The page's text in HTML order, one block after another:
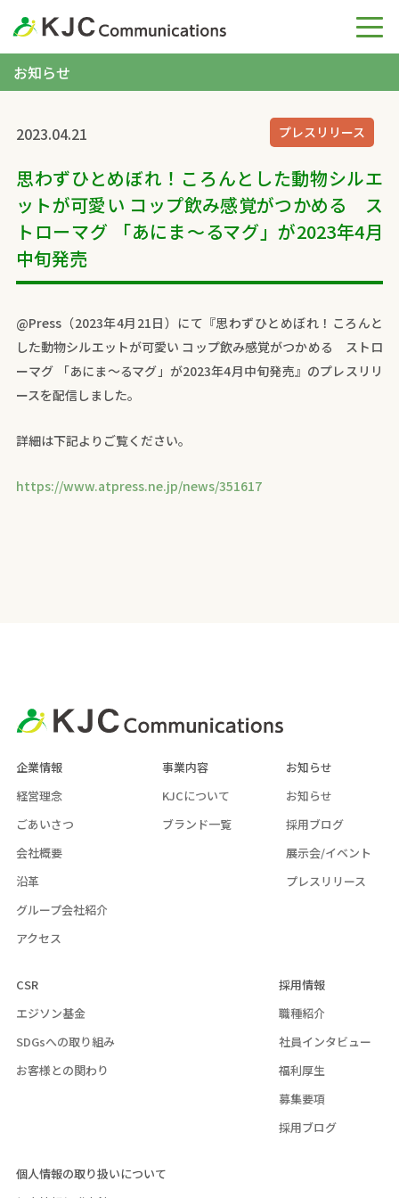
お知らせ
2023.04.21 プレスリリース
思わずひとめぼれ！ころんとした動物シルエ
ットが可愛い コップ飲み感覚がつかめる ス
トローマグ 「あにま～るマグ」が2023年4月
中旬発売
@Press（2023年4月21日）にて『思わずひとめぼれ！ころんと
した動物シルエットが可愛い コップ飲み感覚がつかめる ストロ
ーマグ 「あにま～るマグ」が2023年4月中旬発売』のプレスリリ
ースを配信しました。
詳細は下記よりご覧ください。
https://www.atpress.ne.jp/news/351617
企業情報
経営理念
ごあいさつ
会社概要
沿革
グループ会社紹介
アクセス
事業内容
KJCについて
ブランド一覧
お知らせ
お知らせ
採用ブログ
展示会/イベント
プレスリリース
CSR
エジソン基金
SDGsへの取り組み
お客様との関わり
採用情報
職種紹介
社員インタビュー
福利厚生
募集要項
採用ブログ
個人情報の取り扱いについて